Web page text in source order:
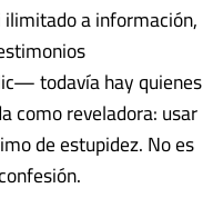
a información,
todavía hay quienes
como reveladora: usar
de estupidez. No es